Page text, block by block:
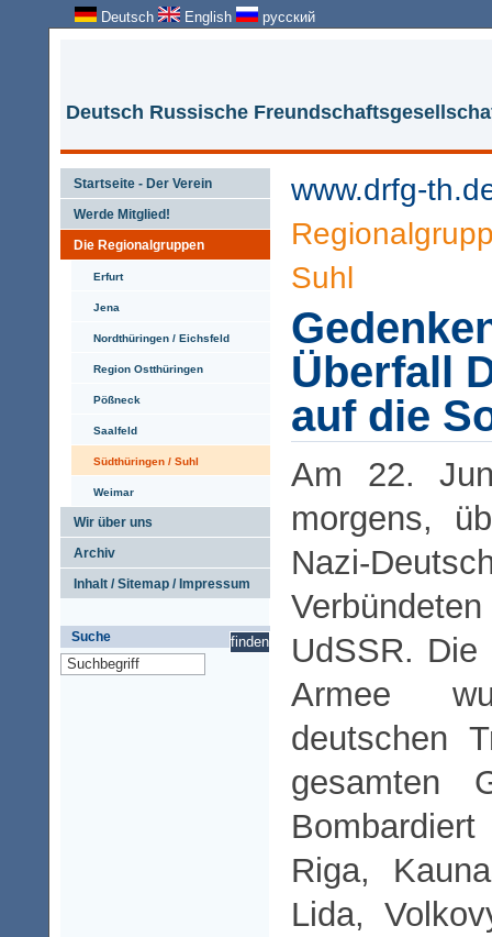
Deutsch English русский
Deutsch Russische
Startseite - Der Verein
Werde Mitglied!
Die Regionalgruppen
Erfurt
Jena
Nordthüringen / Eichsfeld
Region Ostthüringen
Pößneck
Saalfeld
Südthüringen / Suhl
Weimar
Wir über uns
Archiv
Inhalt / Sitemap / Impressum
Suche
www.drfg-
Suhl
Überfall
auf die
Am 22.
morgens,
Nazi-
UdSSR. Die
Armee
deutschen
gesamten
Riga,
Lida,